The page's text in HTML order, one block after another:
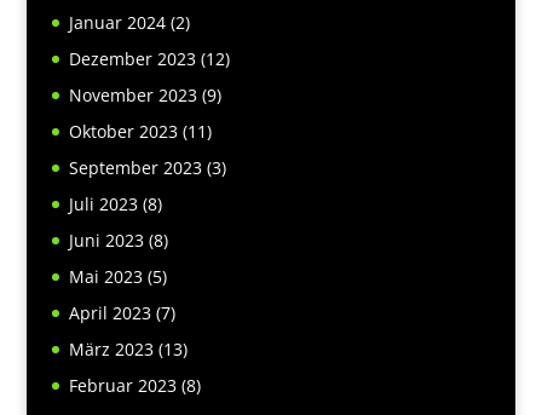
Januar 2024(2)
Dezember 2023(12)
November 2023(9)
Oktober 2023(11)
September 2023(3)
Juli 2023(8)
Juni 2023(8)
Mai 2023(5)
April 2023(7)
März 2023(13)
Februar 2023(8)